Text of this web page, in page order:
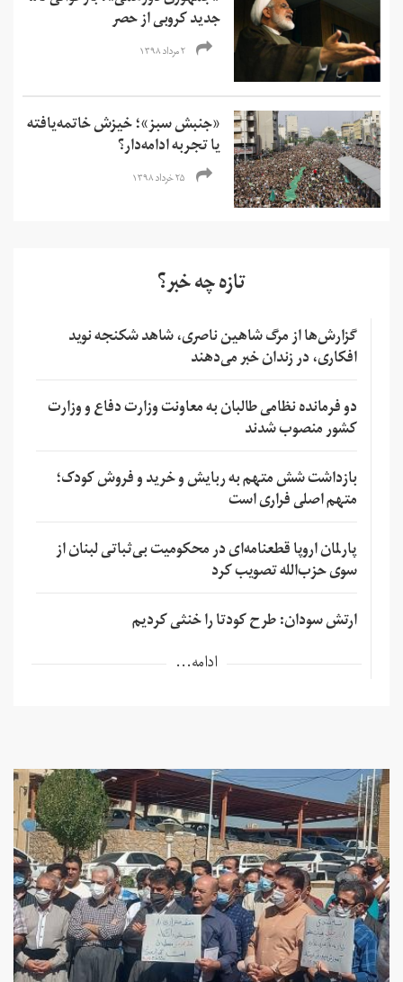
جدید کروبی از حصر
۲ مرداد ۱۳۹۸
«جنبش سبز»؛ خیزش خاتمه‌یافته
یا تجربه ادامه‌دار؟
۲۵ خرداد ۱۳۹۸
تازه چه خبر؟
گزارش‌ها از مرگ شاهین ناصری، شاهد شکنجه نوید
افکاری، در زندان خبر می‌دهند
دو فرمانده نظامی طالبان به معاونت وزارت دفاع و وزارت
کشور منصوب شدند
بازداشت شش متهم به ربایش و خرید و فروش کودک؛
متهم اصلی فراری است
پارلمان اروپا قطعنامه‌ای در محکومیت بی‌ثباتی لبنان از
سوی حزب‌الله تصویب کرد
ارتش سودان: طرح کودتا را خنثی کردیم
ادامه...